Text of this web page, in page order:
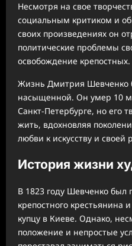
Несмотря на свое
социальным критиком и
своих произведениях он
политические проблемы
освобождение крепостных.
Жизнь Дмитрия Шевченко
насыщенной. Он умер 10
Санкт-Петербурге, но его
жить, вдохновляя
любви к искусству и своей
История жизни
В 1823 году Шевченко был
крепостного крестьянина
купцу в Киеве. Однако,
положение и непростые